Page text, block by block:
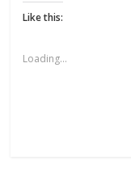
Like this:
Loading...